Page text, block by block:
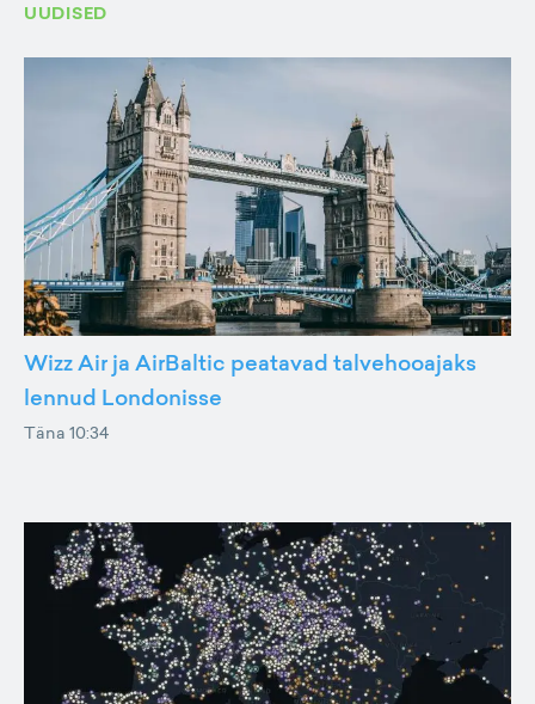
UUDISED
Wizz Air ja AirBaltic peatavad talvehooajaks
lennud Londonisse
Täna 10:34